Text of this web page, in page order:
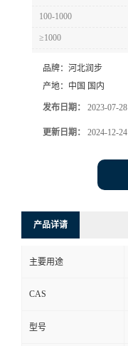
100-1000
≥1000
品牌： 河北润步
产地： 中国 国内
发布日期： 2023-07-28
更新日期： 2024-12-24
产品详请
主要用途
CAS
型号